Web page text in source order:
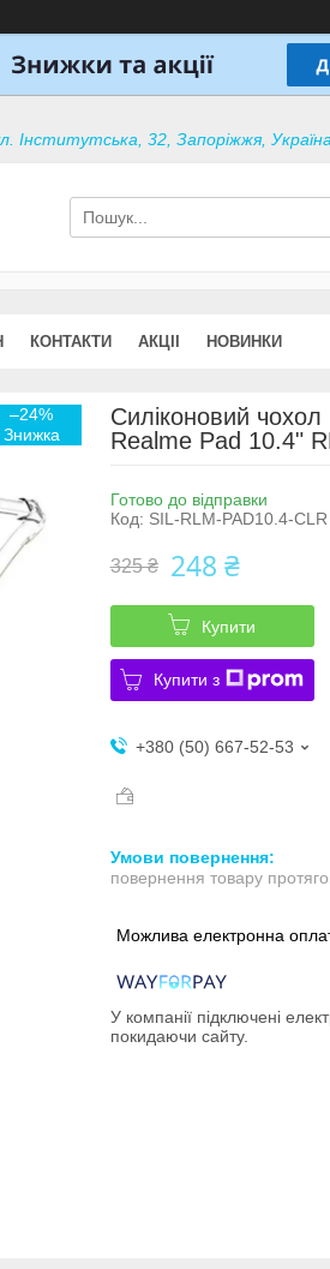
Інститутська, 32, Запоріжжя,
КОНТАКТИ АКЦІІ НОВИНКИ
–24%
Силіконовий
Realme Pad 10.4"
Готово до відправки
Код: SIL-RLM-PAD10.4-CLR
325 ₴ 248 ₴
Купити
Купити з
+380 (50) 667-52-53
повернення товару
У компанії підключені
покидаючи сайту.